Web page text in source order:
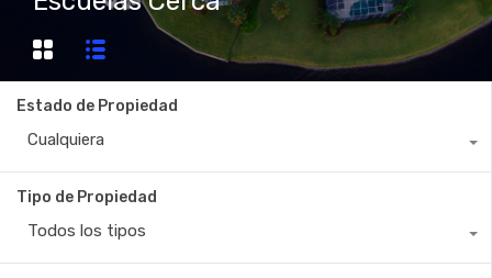
Estado de Propiedad
Cualquiera
Tipo de Propiedad
Todos los tipos